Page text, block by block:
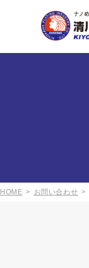
HOME お問い合わせ